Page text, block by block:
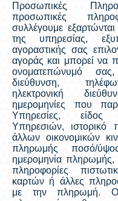
Προσωπικές
προσωπικές
συλλέγουμε
της υπηρεσίας,
αγοραστικής σας
αγοράς και μπορεί να
ονοματεπώνυμό σας,
διεύθυνση,
ηλεκτρονική
ημερομηνίες που
Υπηρεσίες, είδος
Υπηρεσιών, ιστορικό
άλλων οικονομικών
πληρωμής ποσό/
ημερομηνία
πληροφορίες
καρτών ή άλλες
με την πληρωμή. Οι